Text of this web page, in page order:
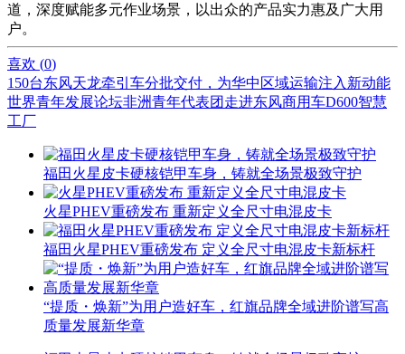
道，深度赋能多元作业场景，以出众的产品实力惠及广大用
户。
喜欢 (0)
150台东风天龙牵引车分批交付，为华中区域运输注入新动能
世界青年发展论坛非洲青年代表团走进东风商用车D600智慧
工厂
福田火星皮卡硬核铠甲车身，铸就全场景极致守护
火星PHEV重磅发布 重新定义全尺寸电混皮卡
福田火星PHEV重磅发布 定义全尺寸电混皮卡新标杆
“提质・焕新”为用户造好车，红旗品牌全域进阶谱写高
质量发展新华章